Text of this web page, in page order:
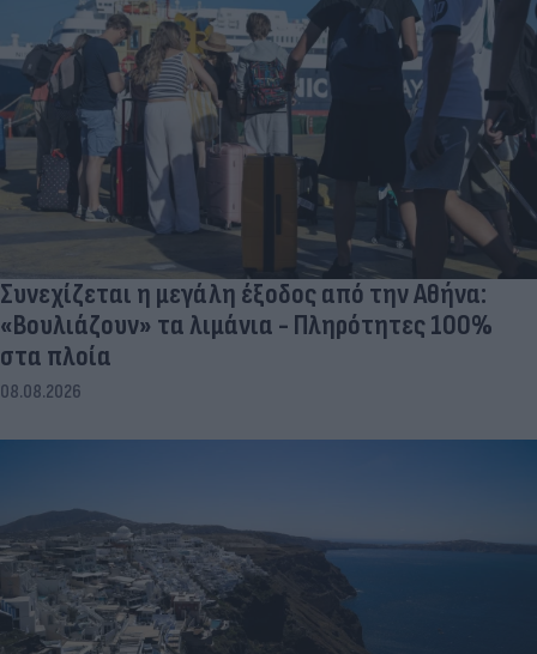
Συνεχίζεται η μεγάλη έξοδος από την Αθήνα:
«Βουλιάζουν» τα λιμάνια - Πληρότητες 100%
στα πλοία
08.08.2026